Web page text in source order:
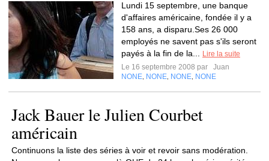
Lundi 15 septembre, une banque
d'affaires américaine, fondée il y a
158 ans, a disparu.Ses 26 000
employés ne savent pas s'ils seront
payés à la fin de la...
Lire la suite
Le 16 septembre 2008 par
Juan
NONE NONE NONE NONE
Jack Bauer le Julien Courbet
américain
Continuons la liste des séries à voir et revoir sans modération.